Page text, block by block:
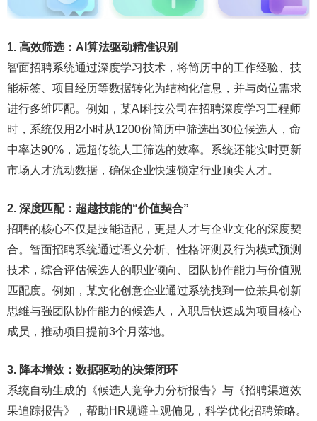
1. 高效筛选：AI算法驱动精准识别
智面招聘系统通过深度学习技术，将简历中的工作经验、技
能标签、项目经历等数据转化为结构化信息，并与岗位需求
进行多维匹配。例如，某AI科技公司在招聘深度学习工程师
时，系统仅用2小时从1200份简历中筛选出30位候选人，命
中率达90%，远超传统人工筛选的效率。系统还能实时更新
市场人才流动数据，确保企业快速锁定行业顶尖人才。
2. 深度匹配：超越技能的“价值契合”
招聘的核心不仅是技能适配，更是人才与企业文化的深度契
合。智面招聘系统通过语义分析、性格评测及行为模式预测
技术，综合评估候选人的职业倾向、团队协作能力与价值观
匹配度。例如，某文化创意企业通过系统找到一位兼具创新
思维与强团队协作能力的候选人，入职后快速成为项目核心
成员，推动项目提前3个月落地。
3. 降本增效：数据驱动的决策闭环
系统自动生成的《候选人竞争力分析报告》与《招聘渠道效
果追踪报告》，帮助HR规避主观偏见，科学优化招聘策略。